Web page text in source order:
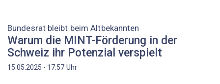
Bundesrat bleibt beim Altbekannten
Warum die MINT-Förderung in der
Schweiz ihr Potenzial verspielt
15.05.2025 - 17:57 Uhr